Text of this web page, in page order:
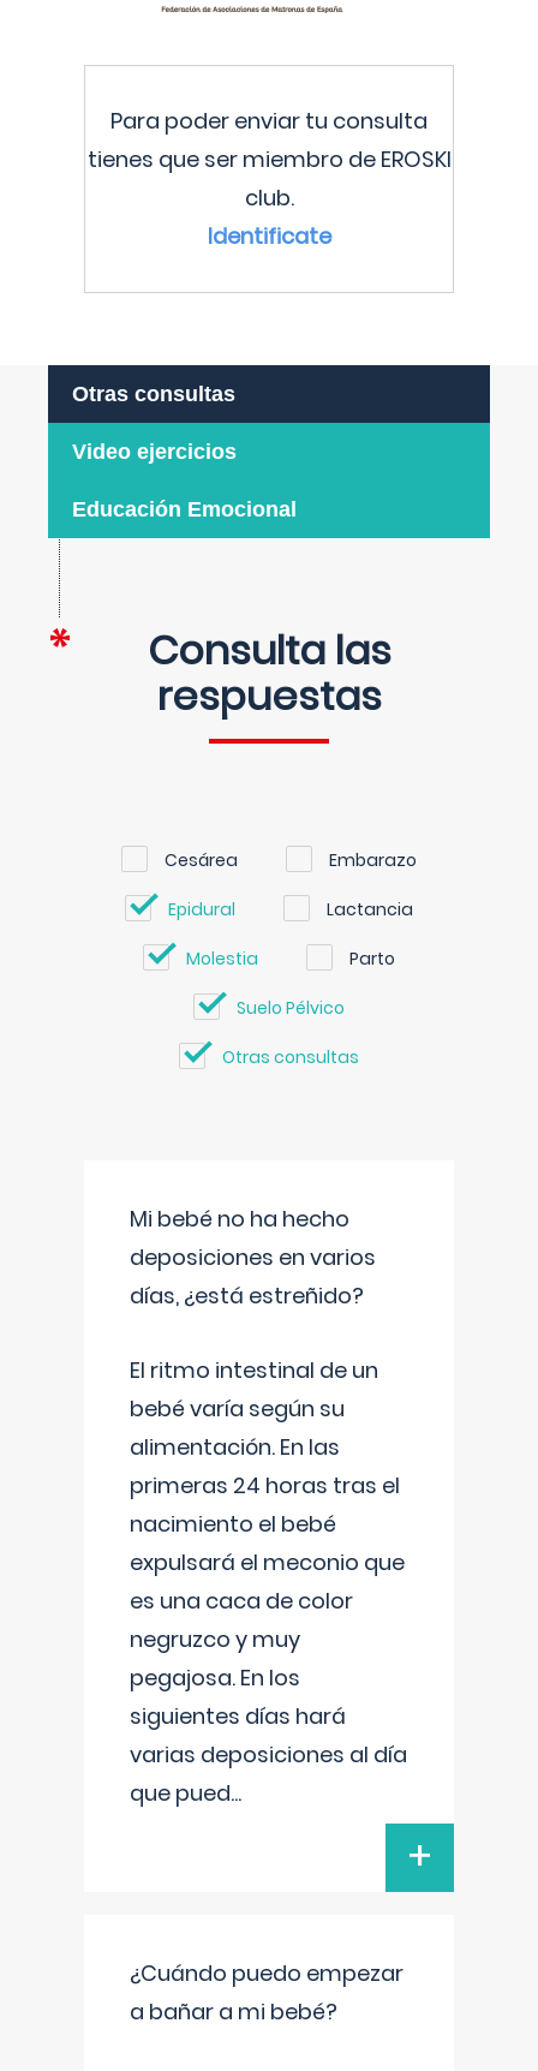
Para poder enviar tu consulta
tienes que ser miembro de EROSKI
club.
Identificate
Otras consultas
Video ejercicios
Educación Emocional
Consulta las
respuestas
Cesárea Embarazo
Epidural Lactancia
Molestia Parto
Suelo Pélvico
Otras consultas
Mi bebé no ha hecho
deposiciones en varios
días, ¿está estreñido?
El ritmo intestinal de un
bebé varía según su
alimentación. En las
primeras 24 horas tras el
nacimiento el bebé
expulsará el meconio que
es una caca de color
negruzco y muy
pegajosa. En los
siguientes días hará
varias deposiciones al día
que pued...
+
¿Cuándo puedo empezar
a bañar a mi bebé?